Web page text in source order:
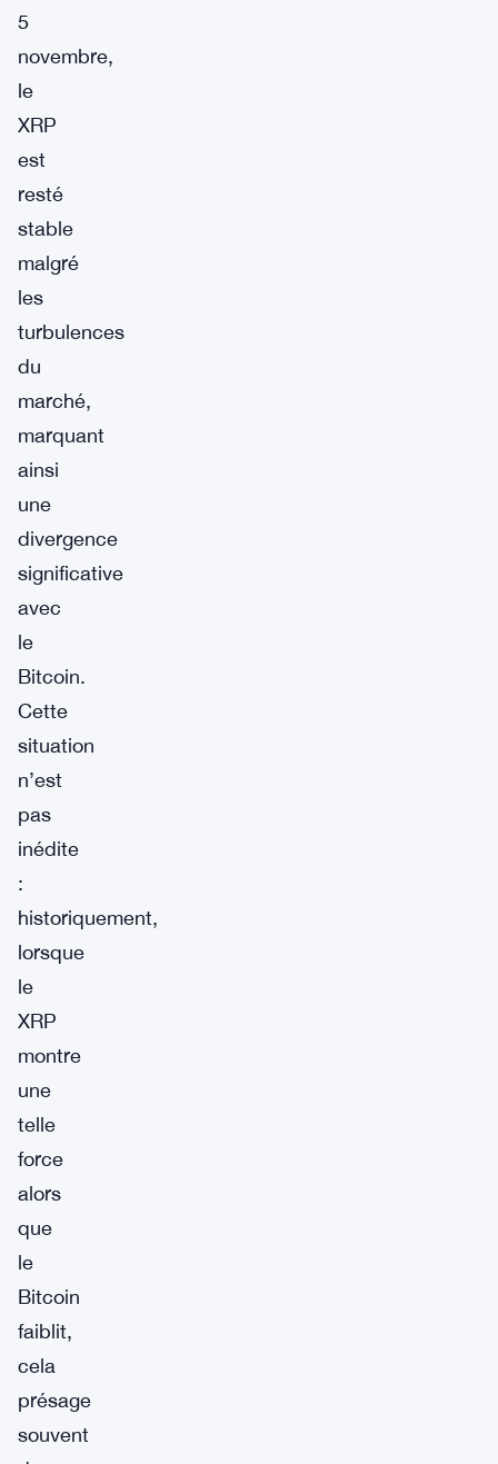
5
novembre,
le
XRP
est
resté
stable
malgré
les
turbulences
du
marché,
marquant
ainsi
une
divergence
significative
avec
le
Bitcoin.
Cette
situation
n’est
pas
inédite
:
historiquement,
lorsque
le
XRP
montre
une
telle
force
alors
que
le
Bitcoin
faiblit,
cela
présage
souvent